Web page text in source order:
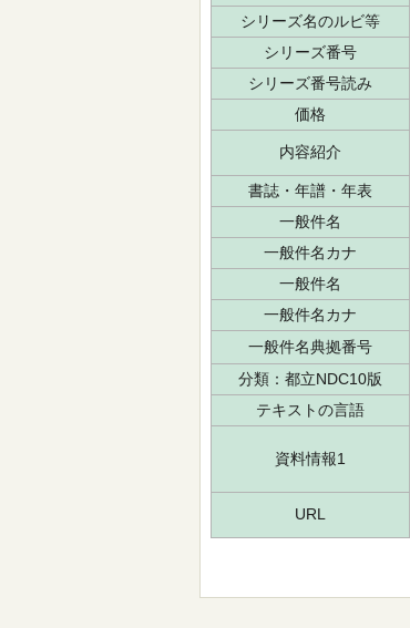
シリーズ名のルビ等
シリーズ番号
シリーズ番号読み
価格
内容紹介
書誌・年譜・年表
一般件名
一般件名カナ
一般件名
一般件名カナ
一般件名典拠番号
分類：都立NDC10版
テキストの言語
資料情報1
URL